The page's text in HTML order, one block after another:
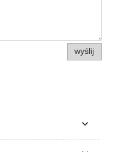
wyślij